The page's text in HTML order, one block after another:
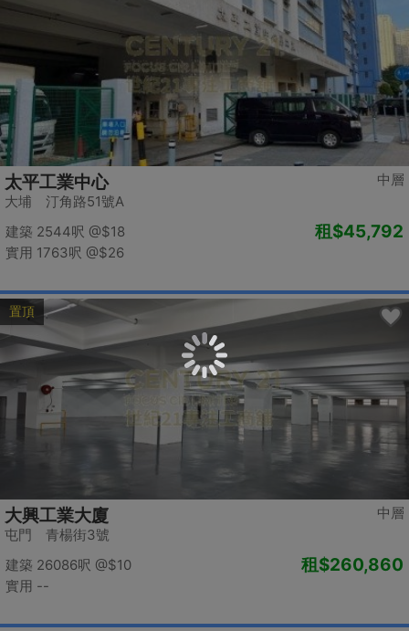
中層
太平工業中心
大埔 汀角路51號A
建築 2544呎 @$18
實用 1763呎 @$26
租$45,792
置頂
中層
大興工業大廈
屯門 青楊街3號
建築 26086呎 @$10
實用 --
租$260,860